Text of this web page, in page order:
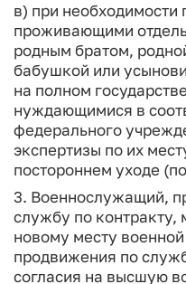
в) при необходимости
проживающими
родным братом,
бабушкой или
на полном
нуждающимися в
федерального
экспертизы по их
постороннем уходе
3. Военнослужащий,
службу по контракту,
новому месту
продвижения по
согласия на высшую